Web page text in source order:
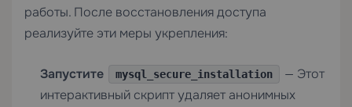
работы. После восстановления доступа
реализуйте эти меры укрепления:
Запустите mysql_secure_installation
— Этот
интерактивный скрипт удаляет анонимных